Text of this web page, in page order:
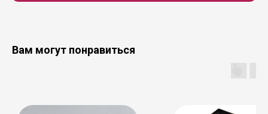
Вам могут понравиться